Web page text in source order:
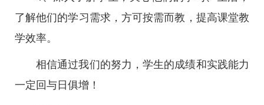
了解他们的学习需求，方可按需而教，提高课堂教
学效率。
相信通过我们的努力，学生的成绩和实践能力
一定回与日俱增！